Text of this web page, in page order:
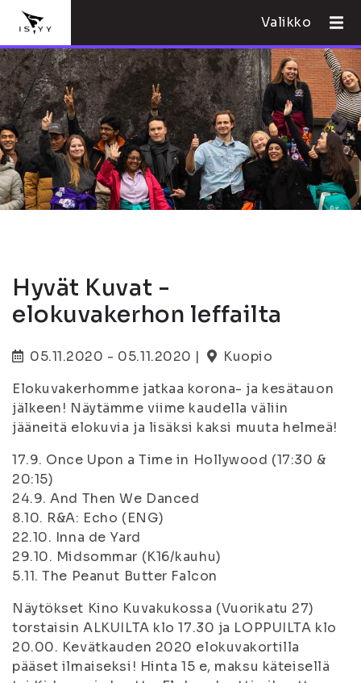
Valikko
Hyvät Kuvat -
elokuvakerhon leffailta
05.11.2020 - 05.11.2020 |
Kuopio
Elokuvakerhomme jatkaa korona- ja kesätauon
jälkeen! Näytämme viime kaudella väliin
jääneitä elokuvia ja lisäksi kaksi muuta helmeä!
17.9. Once Upon a Time in Hollywood (17:30 &
20:15)
24.9. And Then We Danced
8.10. R&A: Echo (ENG)
22.10. Inna de Yard
29.10. Midsommar (K16/kauhu)
5.11. The Peanut Butter Falcon
Näytökset Kino Kuvakukossa (Vuorikatu 27)
torstaisin ALKUILTA klo 17.30 ja LOPPUILTA klo
20.00. Kevätkauden 2020 elokuvakortilla
pääset ilmaiseksi! Hinta 15 e, maksu käteisellä